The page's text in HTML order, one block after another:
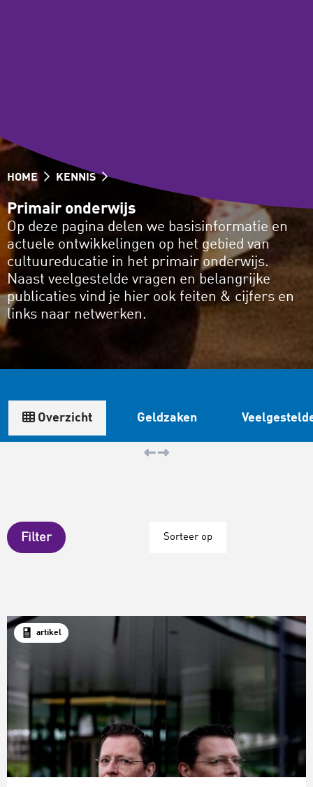
HOME KENNIS
Primair onderwijs
Op deze pagina delen we basisinformatie en
actuele ontwikkelingen op het gebied van
cultuureducatie in het primair onderwijs.
Naast veelgestelde vragen en belangrijke
publicaties vind je hier ook feiten & cijfers en
links naar netwerken.
Overzicht Geldzaken
Filter Sorteer op
artikel